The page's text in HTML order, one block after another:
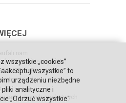
Poznaj Honeywell
Regulaminy
danych osobowych
wszystkie „cookies”
wszystkie” to
urządzeniu niezbędne
pliki analityczne i
„Odrzuć wszystkie"